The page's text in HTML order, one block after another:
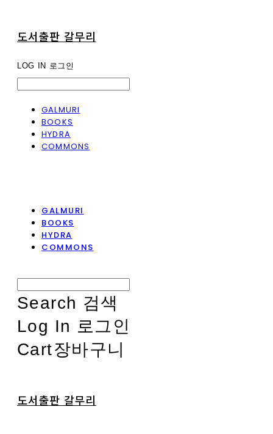
도서출판 갈무리
LOG IN 로그인
GALMURI
BOOKS
HYDRA
COMMONS
GALMURI
BOOKS
HYDRA
COMMONS
Search 검색
Log In 로그인
Cart장바구니
도서출판 갈무리